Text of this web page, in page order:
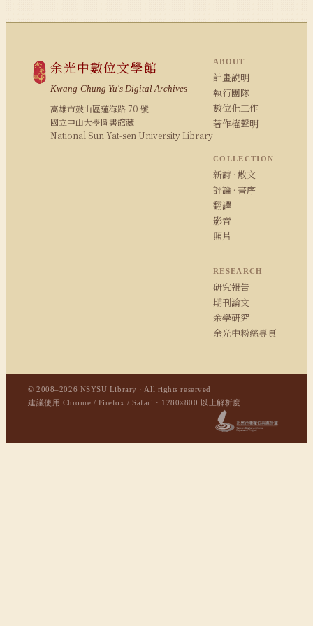
余光中數位文學館
Kwang-Chung Yu's Digital Archives
高雄市鼓山區蓮海路 70 號
國立中山大學圖書館藏
National Sun Yat-sen University Library
ABOUT
計畫說明
執行團隊
數位化工作
著作權聲明
COLLECTION
新詩 · 散文
評論 · 書序
翻譯
影音
照片
RESEARCH
研究報告
期刊論文
余學研究
余光中粉絲專頁
© 2008–2026 NSYSU Library · All rights reserved
建議使用 Chrome / Firefox / Safari · 1280×800 以上解析度